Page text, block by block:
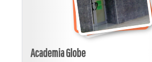
Academia Globe